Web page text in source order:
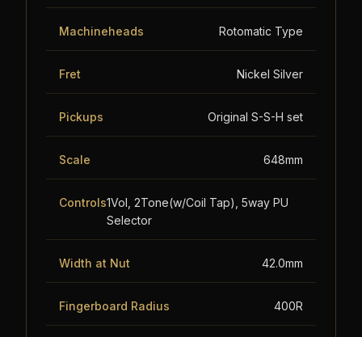
Machineheads Rotomatic Type
Fret Nickel Silver
Pickups Original S-S-H set
Scale 648mm
Controls1Vol, 2Tone(w/Coil Tap), 5way PU
Selector
Width at Nut 42.0mm
Fingerboard Radius 400R